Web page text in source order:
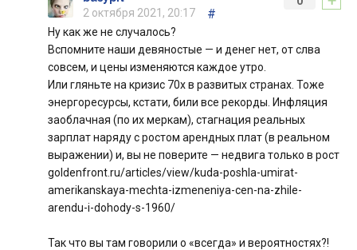
2 октября 2021, 20:17
#
Ну как же не случалось?
Вспомните наши девяностые — и денег нет, от слва
совсем, и цены изменяются каждое утро.
Или гляньте на кризис 70х в развитых странах. Тоже
энергоресурсы, кстати, били все рекорды. Инфляция
заоблачная (по их меркам), стагнация реальных
зарплат наряду с ростом арендных плат (в реальном
выражении) и, вы не поверите — недвига только в рост
goldenfront.ru/articles/view/kuda-poshla-umirat-
amerikanskaya-mechta-izmeneniya-cen-na-zhile-
arendu-i-dohody-s-1960/
Так что вы там говорили о «всегда» и вероятностях?!